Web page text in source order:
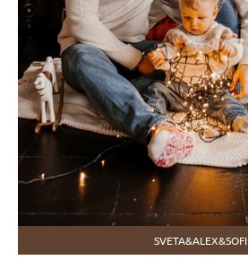
SVETA&ALEX&SOFI